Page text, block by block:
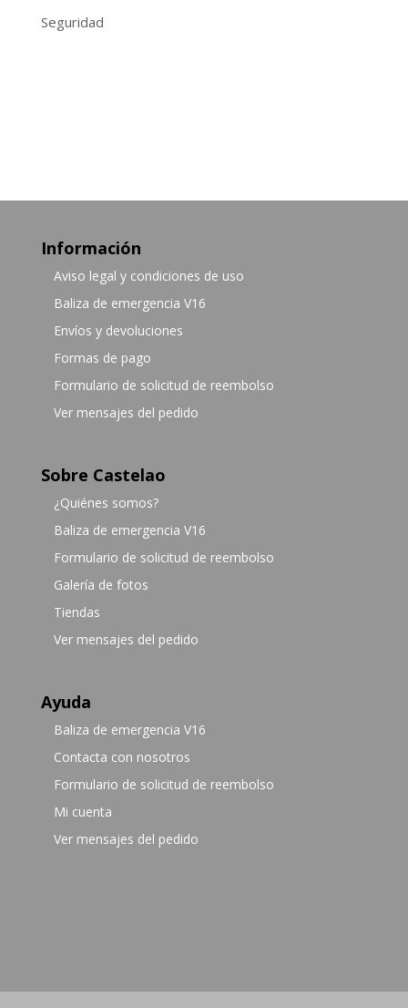
Seguridad
Información
Aviso legal y condiciones de uso
Baliza de emergencia V16
Envíos y devoluciones
Formas de pago
Formulario de solicitud de reembolso
Ver mensajes del pedido
Sobre Castelao
¿Quiénes somos?
Baliza de emergencia V16
Formulario de solicitud de reembolso
Galería de fotos
Tiendas
Ver mensajes del pedido
Ayuda
Baliza de emergencia V16
Contacta con nosotros
Formulario de solicitud de reembolso
Mi cuenta
Ver mensajes del pedido